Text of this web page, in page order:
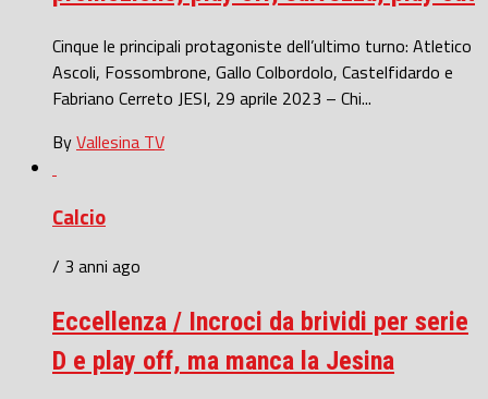
Cinque le principali protagoniste dell’ultimo turno: Atletico
Ascoli, Fossombrone, Gallo Colbordolo, Castelfidardo e
Fabriano Cerreto JESI, 29 aprile 2023 – Chi...
ByVallesina TV
Calcio
/ 3 anni ago
Eccellenza / Incroci da brividi per serie
D e play off, ma manca la Jesina